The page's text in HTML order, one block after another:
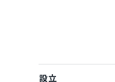
設立